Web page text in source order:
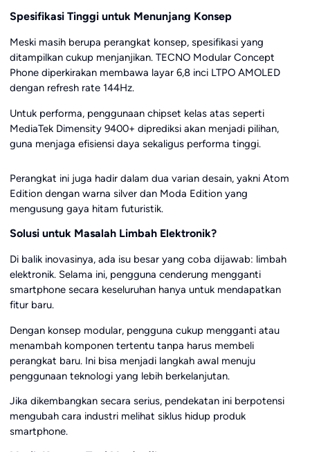
Spesifikasi Tinggi untuk Menunjang Konsep
Meski masih berupa perangkat konsep, spesifikasi yang
ditampilkan cukup menjanjikan. TECNO Modular Concept
Phone diperkirakan membawa layar 6,8 inci LTPO AMOLED
dengan refresh rate 144Hz.
Untuk performa, penggunaan chipset kelas atas seperti
MediaTek Dimensity 9400+ diprediksi akan menjadi pilihan,
guna menjaga efisiensi daya sekaligus performa tinggi.
Perangkat ini juga hadir dalam dua varian desain, yakni Atom
Edition dengan warna silver dan Moda Edition yang
mengusung gaya hitam futuristik.
Solusi untuk Masalah Limbah Elektronik?
Di balik inovasinya, ada isu besar yang coba dijawab: limbah
elektronik. Selama ini, pengguna cenderung mengganti
smartphone secara keseluruhan hanya untuk mendapatkan
fitur baru.
Dengan konsep modular, pengguna cukup mengganti atau
menambah komponen tertentu tanpa harus membeli
perangkat baru. Ini bisa menjadi langkah awal menuju
penggunaan teknologi yang lebih berkelanjutan.
Jika dikembangkan secara serius, pendekatan ini berpotensi
mengubah cara industri melihat siklus hidup produk
smartphone.